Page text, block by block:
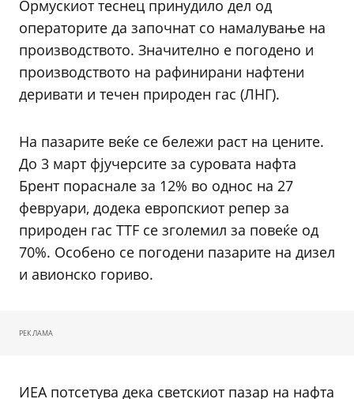
Ормускиот теснец принудило дел од
операторите да започнат со намалување на
производството. Значително е погодено и
производството на рафинирани нафтени
деривати и течен природен гас (ЛНГ).
На пазарите веќе се бележи раст на цените.
До 3 март фјучерсите за суровата нафта
Брент пораснале за 12% во однос на 27
февруари, додека европскиот репер за
природен гас TTF се зголемил за повеќе од
70%. Особено се погодени пазарите на дизел
и авионско гориво.
РЕКЛАМА
ИЕА потсетува дека светскиот пазар на нафта